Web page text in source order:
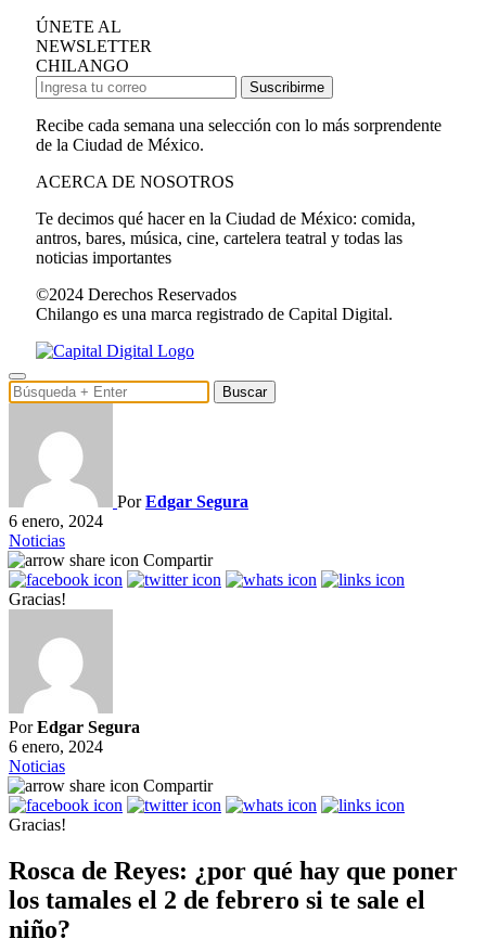
ÚNETE AL
NEWSLETTER
CHILANGO
Suscribirme
Recibe cada semana una selección con lo más sorprendente
de la Ciudad de México.
ACERCA DE NOSOTROS
Te decimos qué hacer en la Ciudad de México: comida,
antros, bares, música, cine, cartelera teatral y todas las
noticias importantes
©2024 Derechos Reservados
Chilango es una marca registrado de Capital Digital.
Buscar
PorEdgar Segura
6 enero, 2024
Noticias
Compartir
Gracias!
PorEdgar Segura
6 enero, 2024
Noticias
Compartir
Gracias!
Rosca de Reyes: ¿por qué hay que poner
los tamales el 2 de febrero si te sale el
niño?